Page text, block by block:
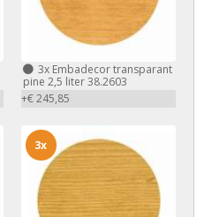
3xEmbadecor transparant
pine 2,5 liter 38.2603
+€ 245,85
3x